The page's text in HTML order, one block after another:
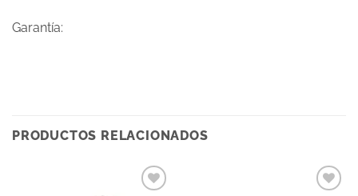
Garantía:
PRODUCTOS RELACIONADOS